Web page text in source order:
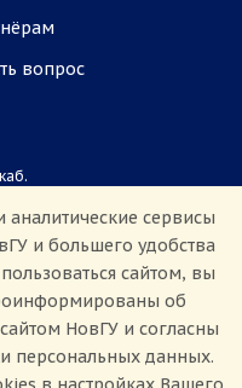
вопрос
сервисы
и большего удобства
сайтом, вы
об
НовГУ и согласны
персональных данных.